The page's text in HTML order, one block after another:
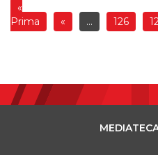
«
Prima
« ... 126